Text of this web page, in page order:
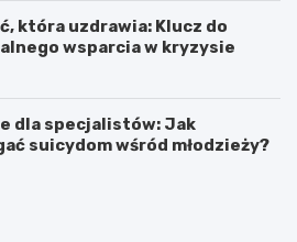
która uzdrawia: Klucz do
wsparcia w kryzysie
dla specjalistów: Jak
suicydom wśród młodzieży?